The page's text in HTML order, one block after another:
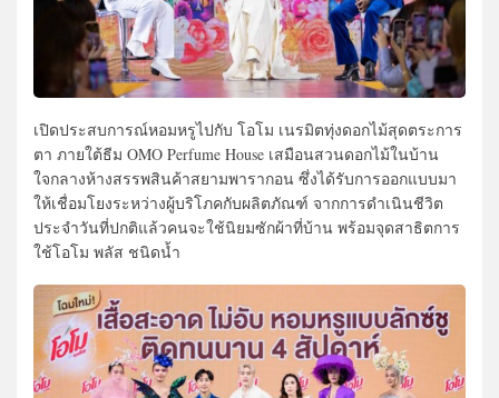
เปิดประสบการณ์หอมหรูไปกับ โอโม เนรมิตทุ่งดอกไม้สุดตระการ
ตา ภายใต้ธีม OMO Perfume House เสมือนสวนดอกไม้ในบ้าน
ใจกลางห้างสรรพสินค้าสยามพารากอน ซึ่งได้รับการออกแบบมา
ให้เชื่อมโยงระหว่างผู้บริโภคกับผลิตภัณฑ์ จากการดำเนินชีวิต
ประจำวันที่ปกติแล้วคนจะใช้นิยมซักผ้าที่บ้าน พร้อมจุดสาธิตการ
ใช้โอโม พลัส ชนิดน้ำ